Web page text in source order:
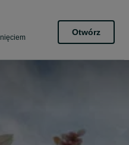
Otwórz